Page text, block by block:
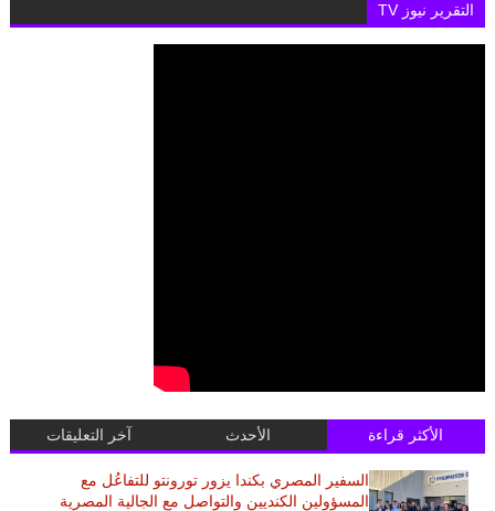
التقرير نيوز TV
الأكثر قراءة الأحدث آخر التعليقات
السفير المصري بكندا يزور تورونتو للتفاعُل مع
المسؤولين الكنديين والتواصل مع الجالية المصرية